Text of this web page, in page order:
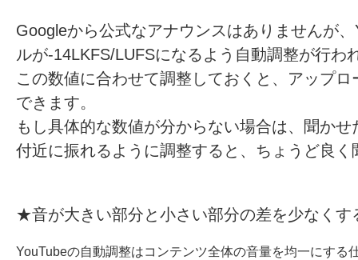
Googleから公式なアナウンスはありませんが
ルが-14LKFS/LUFSになるよう自動調整が行
この数値に合わせて調整しておくと、アップ
できます。
もし具体的な数値が分からない場合は、聞か
付近に振れるように調整すると、ちょうど良
★音が大きい部分と小さい部分の差を少なくす
YouTubeの自動調整はコンテンツ全体の音量を均一にす